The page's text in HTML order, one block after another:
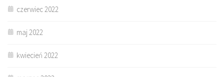
czerwiec 2022
maj 2022
kwiecień 2022